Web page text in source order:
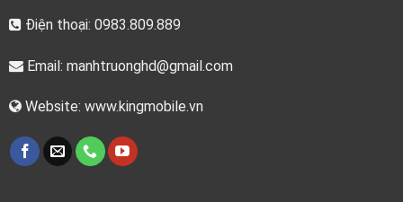
Điện thoại: 0983.809.889
Email: manhtruonghd@gmail.com
Website: www.kingmobile.vn